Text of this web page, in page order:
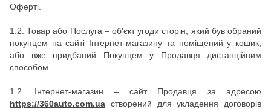
Оферті.
1.2. Товар або Послуга – об'єкт угоди сторін, який був обраний
покупцем на сайті Інтернет-магазину та поміщений у кошик,
або вже придбаний Покупцем у Продавця дистанційним
способом.
1.2. Інтернет-магазин – сайт Продавця за адресою
https://360auto.com.ua створений для укладення договорів